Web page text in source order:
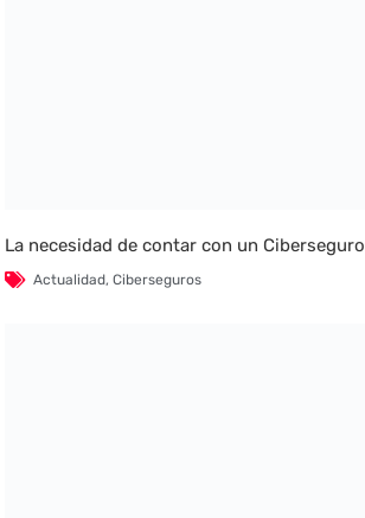
La necesidad de contar con un Ciberseguro
Actualidad,Ciberseguros